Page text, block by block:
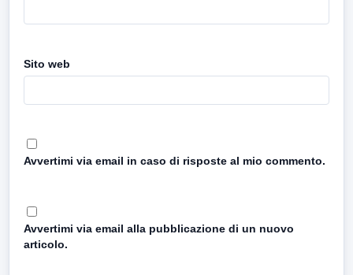
Sito web
Avvertimi via email in caso di risposte al mio commento.
Avvertimi via email alla pubblicazione di un nuovo
articolo.